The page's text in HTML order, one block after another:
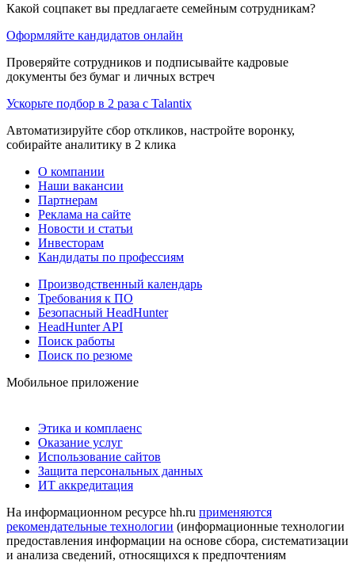
Какой соцпакет вы предлагаете семейным сотрудникам?
Оформляйте кандидатов онлайн
Проверяйте сотрудников и подписывайте кадровые
документы без бумаг и личных встреч
Ускорьте подбор в 2 раза с Talantix
Автоматизируйте сбор откликов, настройте воронку,
собирайте аналитику в 2 клика
О компании
Наши вакансии
Партнерам
Реклама на сайте
Новости и статьи
Инвесторам
Кандидаты по профессиям
Производственный календарь
Требования к ПО
Безопасный HeadHunter
HeadHunter API
Поиск работы
Поиск по резюме
Мобильное приложение
Этика и комплаенс
Оказание услуг
Использование сайтов
Защита персональных данных
ИТ аккредитация
На информационном ресурсе hh.ru применяются
рекомендательные технологии (информационные технологии
предоставления информации на основе сбора, систематизации
и анализа сведений, относящихся к предпочтениям